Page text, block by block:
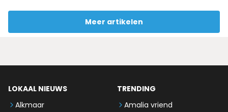
Meer artikelen
LOKAAL NIEUWS
Alkmaar
TRENDING
Amalia vriend